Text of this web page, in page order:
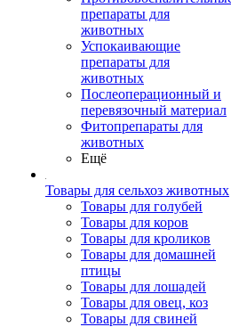
препараты для
животных
Успокаивающие
препараты для
животных
Послеоперационный и
перевязочный материал
Фитопрепараты для
животных
Ещё
Товары для сельхоз животных
Товары для голубей
Товары для коров
Товары для кроликов
Товары для домашней
птицы
Товары для лошадей
Товары для овец, коз
Товары для свиней